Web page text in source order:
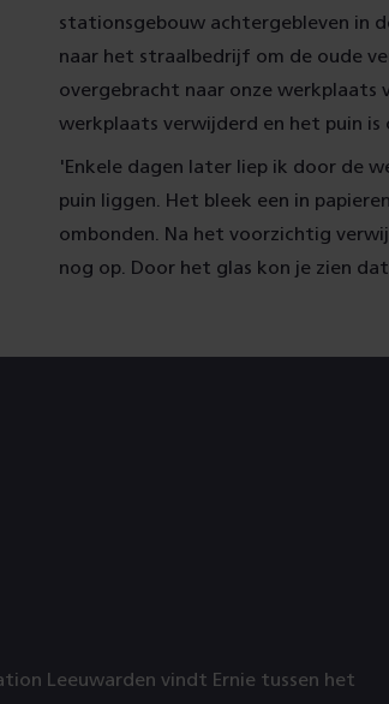
stationsgebouw achtergebleven in
naar het straalbedrijf om de oude
overgebracht naar onze werkplaats
werkplaats verwijderd en het puin is
'Enkele dagen later liep ik door de
puin liggen. Het bleek een in
ombonden. Na het voorzichtig
nog op. Door het glas kon je zien
Leeuwarden vindt Ernie tussen het